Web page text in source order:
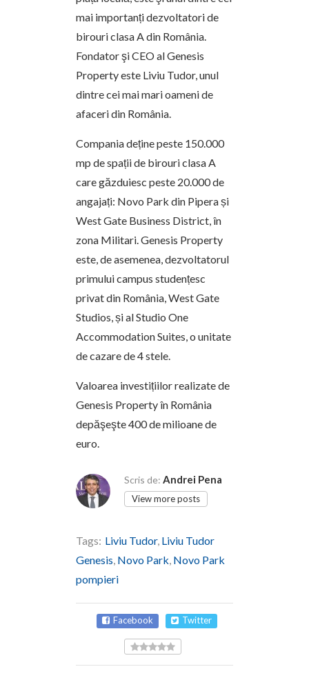
mai importanți dezvoltatori de
birouri clasa A din România.
Fondator şi CEO al Genesis
Property este Liviu Tudor, unul
dintre cei mai mari oameni de
afaceri din România.
Compania deține peste 150.000
mp de spații de birouri clasa A
care găzduiesc peste 20.000 de
angajați: Novo Park din Pipera și
West Gate Business District, în
zona Militari. Genesis Property
este, de asemenea, dezvoltatorul
primului campus studențesc
privat din România, West Gate
Studios, și al Studio One
Accommodation Suites, o unitate
de cazare de 4 stele.
Valoarea investițiilor realizate de
Genesis Property în România
depăşeşte 400 de milioane de
euro.
Scris de: Andrei Pena
View more posts
Tags: Liviu Tudor, Liviu Tudor
Genesis, Novo Park, Novo Park
pompieri
Facebook Twitter